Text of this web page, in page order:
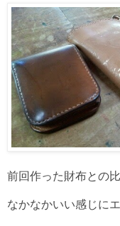
前回作った財布との比
なかなかいい感じに